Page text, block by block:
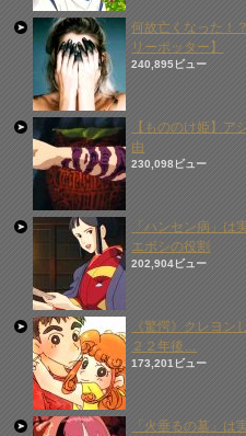
何故亡くなった！
リーポッター】
240,895ビュー
【もののけ姫】ア
由
230,098ビュー
「ハンセン病」は
エボシの役割
202,904ビュー
《驚愕》クレヨン
２２年後…
173,201ビュー
「火垂るの墓」は